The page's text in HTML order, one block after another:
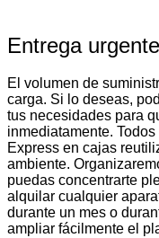
Entrega urgente
El volumen de
carga. Si lo deseas,
tus necesidades para
inmediatamente.
Express en cajas
ambiente.
puedas concentrarte
alquilar cualquier
durante un mes o
ampliar fácilmente el